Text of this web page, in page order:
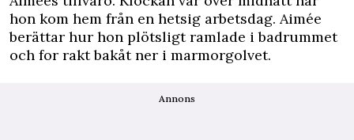
hon kom hem från en hetsig arbetsdag. Aimée
berättar hur hon plötsligt ramlade i badrummet
och for rakt bakåt ner i marmorgolvet.
Annons